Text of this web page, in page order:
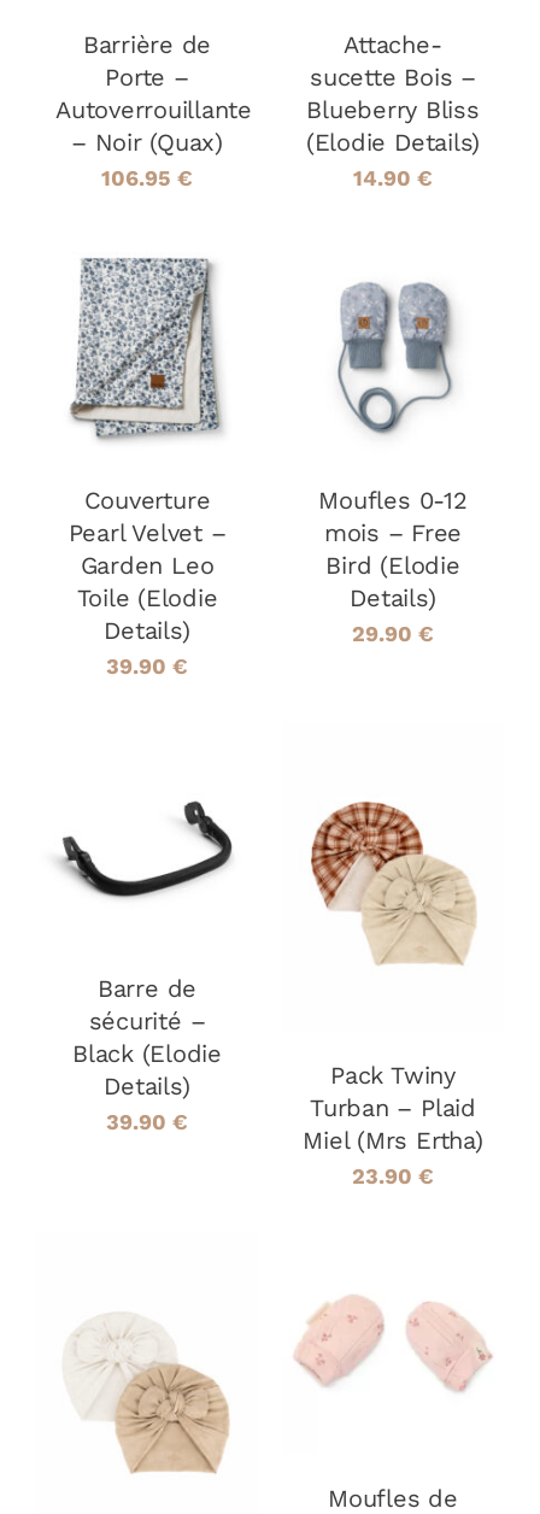
Barrière de
Porte –
Autoverrouillante
– Noir (Quax)
106.95 €
Attache-
sucette Bois –
Blueberry Bliss
(Elodie Details)
14.90 €
AJOUTER AU
PANIER
/
DÉTAILS
Couverture
Pearl Velvet –
Garden Leo
Toile (Elodie
Details)
39.90 €
AJOUTER AU
PANIER
DÉTAILS
Moufles 0-12
mois – Free
Bird (Elodie
Details)
29.90 €
AJOUTER AU
DÉTAILS
Barre de
sécurité –
Black (Elodie
Details)
39.90 €
CHOIX DES
OPTIONS CE
PRODUIT
A
PLUSIEURS
ÊTRE
CHOISIES
SUR
LA
PAGE
/
DÉTAILS
Pack Twiny
Turban – Plaid
Miel (Mrs Ertha)
23.90 €
CHOIX DES
OPTIONS CE
PRODUIT
A
PLUSIEURS
/
DÉTAILS
AJOUTER AU
PANIER
/
DÉTAILS
Moufles de